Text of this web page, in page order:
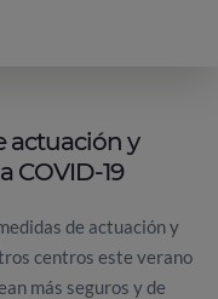
actuación y
COVID-19
de actuación y
centros este verano
más seguros y de